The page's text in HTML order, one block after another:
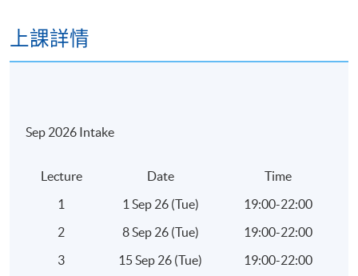
逢周二，7:00pm - 10:00pm
每講3小時
地點
港大保良何鴻燊社區書院
金鐘教學中心
統一教學中心
上課詳情
Sep 2026 Intake
Lecture Date
Time
1
1 Sep 26 (Tue)
19:00-22:00
2
8 Sep 26 (Tue)
19:00-22:00
3
15 Sep 26 (Tue)
19:00-22:00